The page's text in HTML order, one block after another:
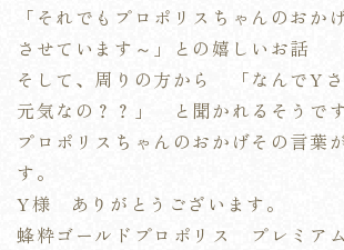
「それでもプロポリスちゃんのおか
させています～」との嬉しいお話
そして、周りの方から 「なんでY
元気なの？？」 と聞かれるそうです
プロポリスちゃんのおかげその言葉
す。
Y様 ありがとうございます。
蜂粋ゴールドプロポリス プレミア